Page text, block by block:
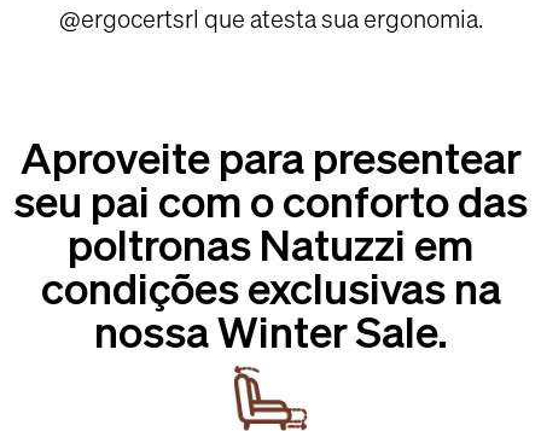
@ergocertsrl que atesta sua ergonomia.
Aproveite para presentear
seu pai com o conforto das
poltronas Natuzzi em
condições exclusivas na
nossa Winter Sale.